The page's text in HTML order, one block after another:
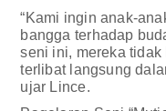
“Kami ingin anak-
bangga terhadap
seni ini, mereka
terlibat langsung
ujar Lince.